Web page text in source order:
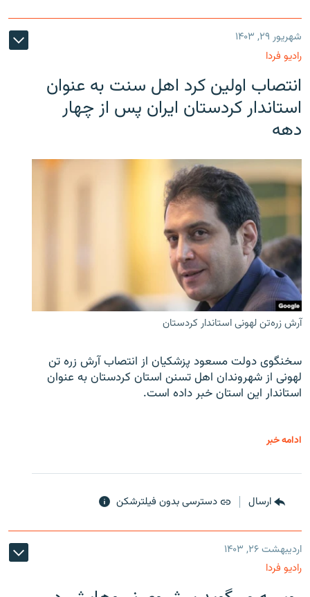
شهریور ۲۹, ۱۴۰۳
رادیو فردا
انتصاب اولین کرد اهل سنت به عنوان
استاندار کردستان ایران پس از چهار
دهه
آرش زره‌تن لهونی استاندار کردستان
سخنگوی دولت مسعود پزشکیان از انتصاب آرش زره تن
لهونی از شهروندان اهل تسنن استان کردستان به عنوان
استاندار این استان خبر داده است.
ادامه خبر
ارسال دسترسی بدون فیلترشکن
اردیبهشت ۲۶, ۱۴۰۳
رادیو فردا